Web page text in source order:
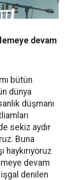
devam
bütün
dünya
düşmanı
sekiz aydır
Buna
devam
denilen